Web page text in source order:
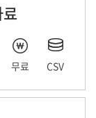
무료 CSV